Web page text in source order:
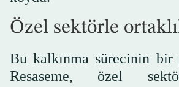
Özel sektörle
Bu kalkınma sürecinin bir
Resaseme, özel